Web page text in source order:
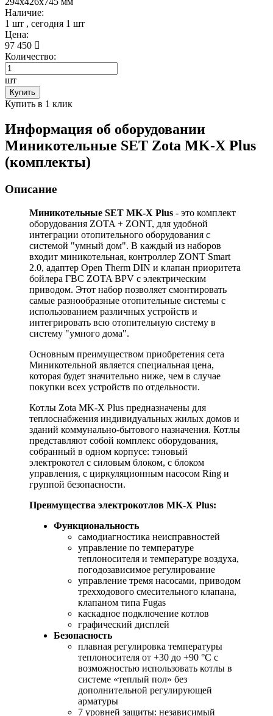
Наличие:
1 шт , сегодня 1 шт
Цена:
97 450
Количество:
шт
Купить
Купить в 1 клик
Информация об оборудовании
Миникотельные SET Zota MK-X Plus
(комплекты)
Описание
Миникотельные SET MK-X Plus - это комплект
оборудования ZOTA + ZONT, для удобной
интеграции отопительного оборудования с
системой "умный дом". В каждый из наборов
входит миникотельная, контроллер ZONT Smart
2.0, адаптер Open Therm DIN и клапан приоритета
бойлера ГВС ZOTA BPV с электрическим
приводом. Этот набор позволяет смонтировать
самые разнообразные отопительные системы с
использованием различных устройств и
интегрировать всю отопительную систему в
систему "умного дома".
Основным преимуществом приобретения сета
Миникотельной является специальная цена,
которая будет значительно ниже, чем в случае
покупки всех устройств по отдельности.
Котлы Zota MK-X Plus предназначены для
теплоснабжения индивидуальных жилых домов и
зданий коммунально-бытового назначения. Котлы
представляют собой комплекс оборудования,
собранный в одном корпусе: тэновый
электрокотел с силовым блоком, с блоком
управления, с циркуляционным насосом Ring и
группой безопасности.
Преимущества электрокотлов MK-X Plus:
Функциональность
самодиагностика неисправностей
управление по температуре
теплоносителя и температуре воздуха,
погодозависимое регулирование
управление тремя насосами, приводом
трехходового смесительного клапана,
клапаном типa Fugas
каскадное подключение котлов
графический дисплей
Безопасность
плавная регулировка температуры
теплоносителя от +30 до +90 °С с
возможностью использовать котлы в
системе «теплый пол» без
дополнительной регулирующей
арматуры
7 уровней защиты: независимый